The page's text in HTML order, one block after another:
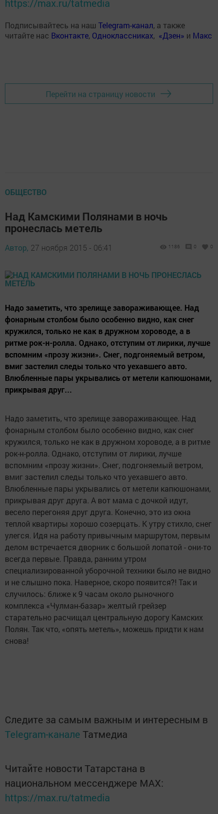
https://max.ru/tatmedia
Подписывайтесь на наш Telegram-канал, а также
читайте нас Вконтакте, Одноклассниках, «Дзен» и Макс
Перейти на страницу новости
ОБЩЕСТВО
Над Камскими Полянами в ночь
пронеслась метель
Автор, 27 ноября 2015 - 06:41 1186 0 0
Надо заметить, что зрелище завораживающее. Над
фонарным столбом было особенно видно, как снег
кружился, только не как в дружном хороводе, а в
ритме рок-н-ролла. Однако, отступим от лирики, лучше
вспомним «прозу жизни». Снег, подгоняемый ветром,
вмиг застелил следы только что уехавшего авто.
Влюбленные пары укрывались от метели капюшонами,
прикрывая друг...
Надо заметить, что зрелище завораживающее. Над
фонарным столбом было особенно видно, как снег
кружился, только не как в дружном хороводе, а в ритме
рок-н-ролла. Однако, отступим от лирики, лучше
вспомним «прозу жизни». Снег, подгоняемый ветром,
вмиг застелил следы только что уехавшего авто.
Влюбленные пары укрывались от метели капюшонами,
прикрывая друг друга. А вот мама с дочкой идут,
весело перегоняя друг друга. Конечно, это из окна
теплой квартиры хорошо созерцать. К утру стихло, снег
улегся. Идя на работу привычным маршрутом, первым
делом встречается дворник с большой лопатой - они-то
всегда первые. Правда, ранним утром
специализированной уборочной техники было не видно
и не слышно пока. Наверное, скоро появится?! Так и
случилось: ближе к 9 часам около рыночного
комплекса «Чулман-базар» желтый грейзер
старательно расчищал центральную дорогу Камских
Полян. Так что, «опять метель», можешь придти к нам
снова!
Следите за самым важным и интересным в
Telegram-канале Татмедиа
Читайте новости Татарстана в
национальном мессенджере MАХ:
https://max.ru/tatmedia